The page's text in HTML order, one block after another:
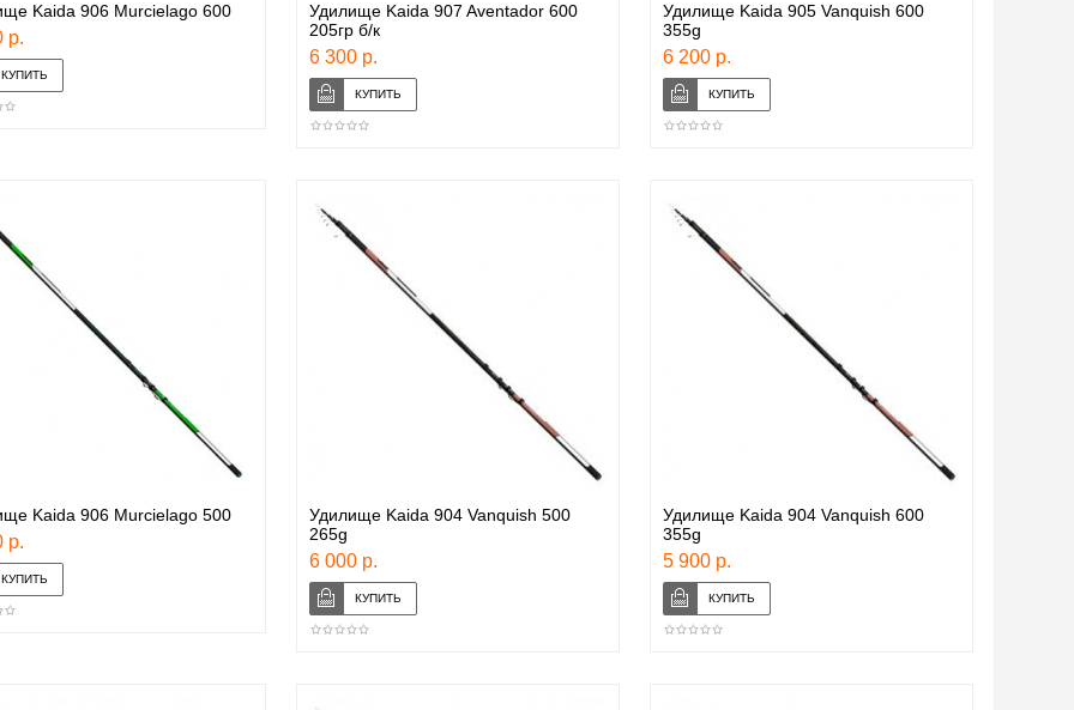
Kaida 906 Murcielago 600
р.
Удилище Kaida 907 Aventador 600
205гр б/к
6 300 р.
Удилище Kaida 905 Vanquish 600
355g
6 200 р.
Kaida 906 Murcielago 500
р.
Удилище Kaida 904 Vanquish 500
265g
6 000 р.
Удилище Kaida 904 Vanquish 600
355g
5 900 р.